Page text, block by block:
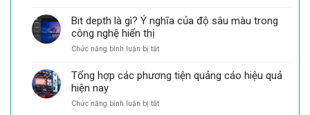
của
GKGD
thị
Việt
Nam
hình
LED
Tín
tắc
thiết
màn
LED
sân
sự
Bit depth là gì? Ý nghĩa của độ sâu màu trong
công nghệ hiển thị
Chức năng bình luận bị tắtở
depth
là
Ý
Tổng hợp các phương tiện quảng cáo hiệu quả
hiện nay
Chức năng bình luận bị tắtở